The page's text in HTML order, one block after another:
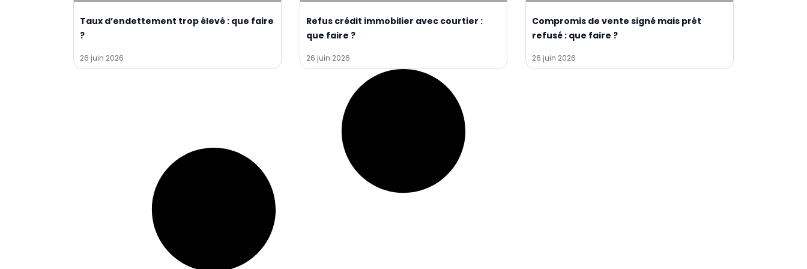
Taux d’endettement trop élevé : que faire
?
26 juin 2026
Refus crédit immobilier avec courtier :
que faire ?
26 juin 2026
Compromis de vente signé mais prêt
refusé : que faire ?
26 juin 2026